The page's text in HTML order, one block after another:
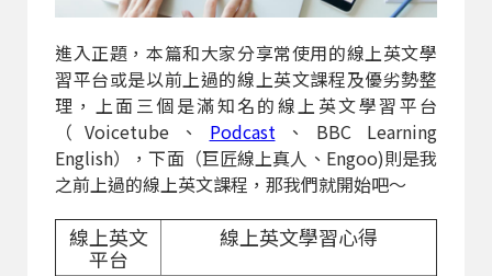
進入正題，本篇和大家分享常使用的線上英文學
習平台或是以前上過的線上英文課程及優劣勢整
理，上面三個是滿知名的線上英文學習平台
（Voicetube、 Podcast 、BBC Learning
English），下面（巨匠線上真人、Engoo)則是我
之前上過的線上英文課程，那我們就開始吧～
線上英文
平台
線上英文學習心得